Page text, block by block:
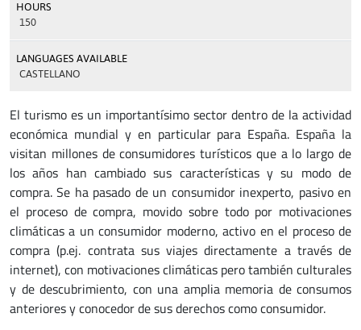
HOURS
150
LANGUAGES AVAILABLE
CASTELLANO
El turismo es un importantísimo sector dentro de la actividad
económica mundial y en particular para España. España la
visitan millones de consumidores turísticos que a lo largo de
los años han cambiado sus características y su modo de
compra. Se ha pasado de un consumidor inexperto, pasivo en
el proceso de compra, movido sobre todo por motivaciones
climáticas a un consumidor moderno, activo en el proceso de
compra (p.ej. contrata sus viajes directamente a través de
internet), con motivaciones climáticas pero también culturales
y de descubrimiento, con una amplia memoria de consumos
anteriores y conocedor de sus derechos como consumidor.